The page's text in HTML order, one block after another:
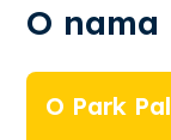
O nama
O Park